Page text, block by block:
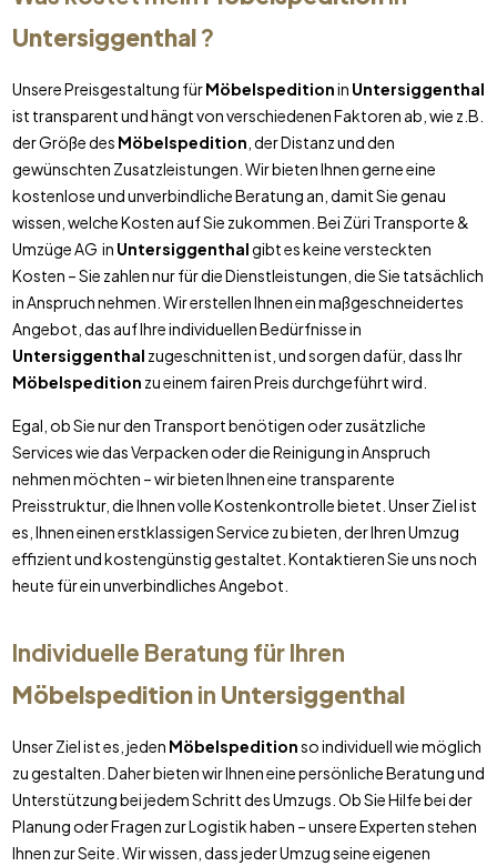
Untersiggenthal?
Unsere Preisgestaltung fürMöbelspeditionin Untersiggenthal
ist transparent und hängt von verschiedenen Faktoren ab, wie z.B.
der Größe des Möbelspedition , der Distanz und den
gewünschten Zusatzleistungen. Wir bieten Ihnen gerne eine
kostenlose und unverbindliche Beratung an, damit Sie genau
wissen, welche Kosten auf Sie zukommen. Bei Züri Transporte &
Umzüge AG in Untersiggenthalgibt es keine versteckten
Kosten – Sie zahlen nur für die Dienstleistungen, die Sie tatsächlich
in Anspruch nehmen. Wir erstellen Ihnen ein maßgeschneidertes
Angebot, das auf Ihre individuellen Bedürfnisse in
Untersiggenthal zugeschnitten ist, und sorgen dafür, dass Ihr
Möbelspedition zu einem fairen Preis durchgeführt wird.
Egal, ob Sie nur den Transport benötigen oder zusätzliche
Services wie das Verpacken oder die Reinigung in Anspruch
nehmen möchten – wir bieten Ihnen eine transparente
Preisstruktur, die Ihnen volle Kostenkontrolle bietet. Unser Ziel ist
es, Ihnen einen erstklassigen Service zu bieten, der Ihren Umzug
effizient und kostengünstig gestaltet. Kontaktieren Sie uns noch
heute für ein unverbindliches Angebot.
Individuelle Beratung für Ihren
Möbelspeditionin Untersiggenthal
Unser Ziel ist es, jeden Möbelspeditionso individuell wie möglich
zu gestalten. Daher bieten wir Ihnen eine persönliche Beratung und
Unterstützung bei jedem Schritt des Umzugs. Ob Sie Hilfe bei der
Planung oder Fragen zur Logistik haben – unsere Experten stehen
Ihnen zur Seite. Wir wissen, dass jeder Umzug seine eigenen